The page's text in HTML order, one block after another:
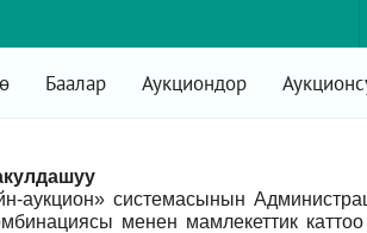
Баалар Аукциондор
аукцион» системасынын
менен мамлекеттик